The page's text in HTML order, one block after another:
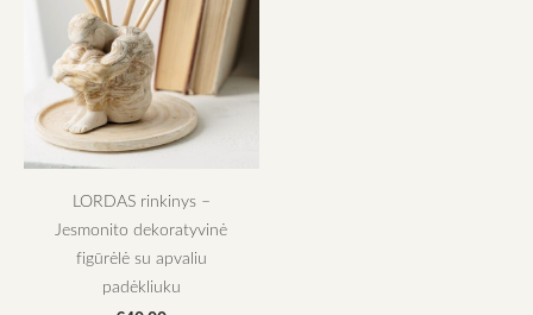
LORDAS rinkinys –
Jesmonito dekoratyvinė
figūrėlė su apvaliu
padėkliuku